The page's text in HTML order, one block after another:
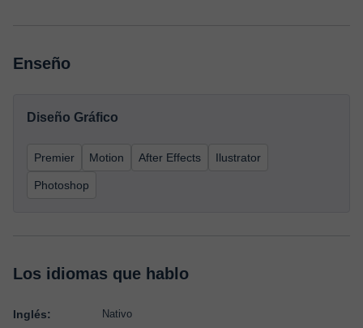
Enseño
Diseño Gráfico
Premier Motion After Effects Ilustrator
Photoshop
Los idiomas que hablo
Inglés: Nativo